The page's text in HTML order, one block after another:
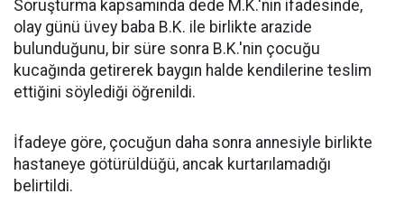
Soruşturma kapsamında dede M.K.'nin ifadesinde,
olay günü üvey baba B.K. ile birlikte arazide
bulunduğunu, bir süre sonra B.K.'nin çocuğu
kucağında getirerek baygın halde kendilerine teslim
ettiğini söylediği öğrenildi.
İfadeye göre, çocuğun daha sonra annesiyle birlikte
hastaneye götürüldüğü, ancak kurtarılamadığı
belirtildi.